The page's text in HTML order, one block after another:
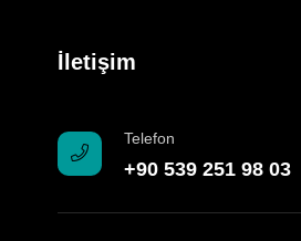
İletişim
Telefon
+90 539 251 98 03